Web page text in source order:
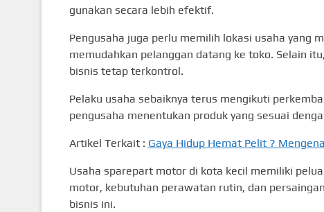
gunakan secara lebih efektif.
Pengusaha juga perlu memilih lokasi usaha yang
memudahkan pelanggan datang ke toko. Selain
bisnis tetap terkontrol.
Pelaku usaha sebaiknya terus mengikuti
pengusaha menentukan produk yang sesuai
Artikel Terkait : Gaya Hidup Hemat Pelit ?
Usaha sparepart motor di kota kecil memiliki
motor, kebutuhan perawatan rutin, dan
bisnis ini.